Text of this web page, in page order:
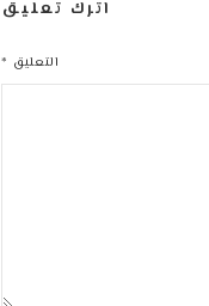
اترك تعليق
التعليق *